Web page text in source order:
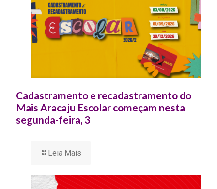
Cadastramento e recadastramento do
Mais Aracaju Escolar começam nesta
segunda-feira, 3
Leia Mais